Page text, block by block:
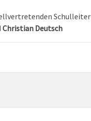
Schulleiter
Christian Deutsch